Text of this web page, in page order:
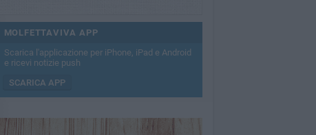
MOLFETTAVIVA APP
Scarica l'applicazione per iPhone, iPad e Android
e ricevi notizie push
SCARICA APP